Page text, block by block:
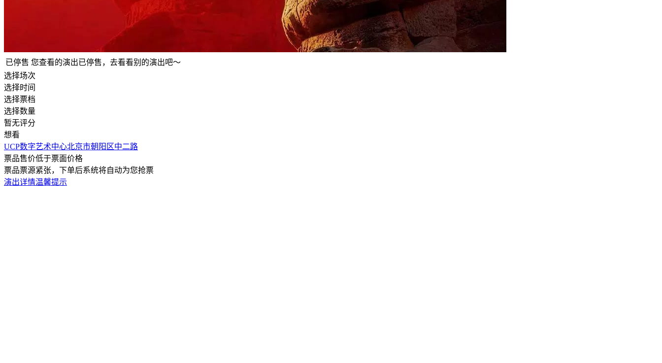
已停售 您查看的演出已停售，去看看别的演出吧～
选择场次
选择时间
选择票档
选择数量
暂无评分
想看
UCP数字艺术中心北京市朝阳区中二路
票品售价低于票面价格
票品票源紧张，下单后系统将自动为您抢票
演出详情温馨提示